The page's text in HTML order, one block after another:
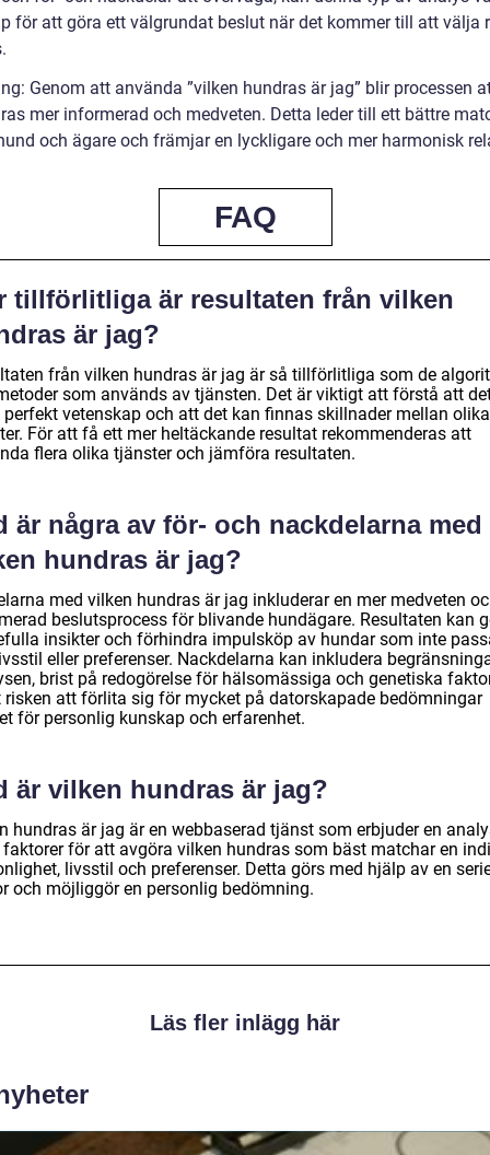
för att göra ett välgrundat beslut när det kommer till att välja
Genom att använda ”vilken hundras är jag” blir processen
mer informerad och medveten. Detta leder till ett bättre
och ägare och främjar en lyckligare och mer harmonisk
FAQ
tillförlitliga är resultaten från vilken
är jag?
från vilken hundras är jag är så tillförlitliga som de
som används av tjänsten. Det är viktigt att förstå att
perfekt vetenskap och att det kan finnas skillnader mellan olika
För att få ett mer heltäckande resultat rekommenderas att
flera olika tjänster och jämföra resultaten.
är några av för- och nackdelarna med
hundras är jag?
med vilken hundras är jag inkluderar en mer medveten
beslutsprocess för blivande hundägare. Resultaten kan
insikter och förhindra impulsköp av hundar som inte
eller preferenser. Nackdelarna kan inkludera
brist på redogörelse för hälsomässiga och genetiska
risken att förlita sig för mycket på datorskapade bedömningar
för personlig kunskap och erfarenhet.
är vilken hundras är jag?
hundras är jag är en webbaserad tjänst som erbjuder en
för att avgöra vilken hundras som bäst matchar en
livsstil och preferenser. Detta görs med hjälp av en
och möjliggör en personlig bedömning.
Läs fler inlägg här